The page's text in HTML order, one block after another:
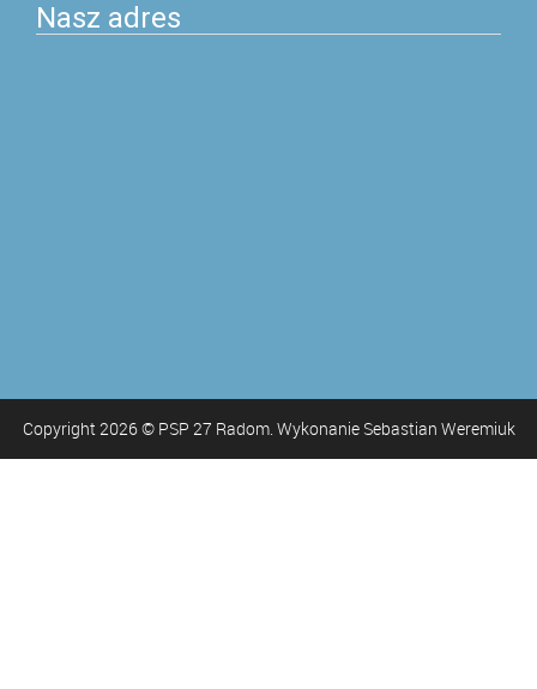
Nasz adres
Copyright2026© PSP 27 Radom. Wykonanie Sebastian Weremiuk